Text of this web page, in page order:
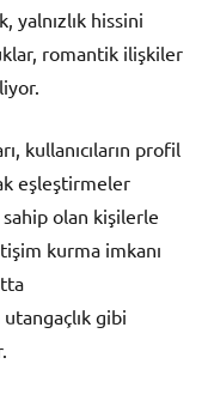
yalnızlık hissini
romantik ilişkiler
kullanıcıların profil
eşleştirmeler
olan kişilerle
kurma imkanı
gibi